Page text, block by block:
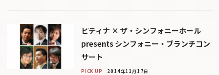
ピティナ × ザ・シンフォニーホール
presents シンフォニー・ブランチコン
サート
PICK UP 2014年11月17日